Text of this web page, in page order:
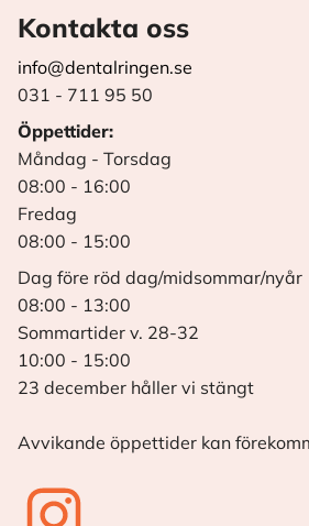
Kontakta oss
info@dentalringen.se
031 - 711 95 50
Öppettider:
Måndag - Torsdag
08:00 - 16:00
Fredag
08:00 - 15:00
Dag före röd dag/midsommar/nyår
08:00 - 13:00
Sommartider v. 28-32
10:00 - 15:00
23 december håller vi stängt
Avvikande öppettider kan